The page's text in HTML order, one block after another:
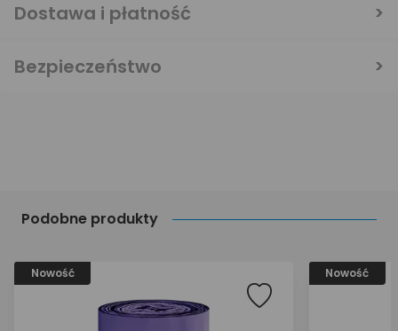
Podobne produkty
Nowość Nowość
Dostawa i płatność
Bezpieczeństwo